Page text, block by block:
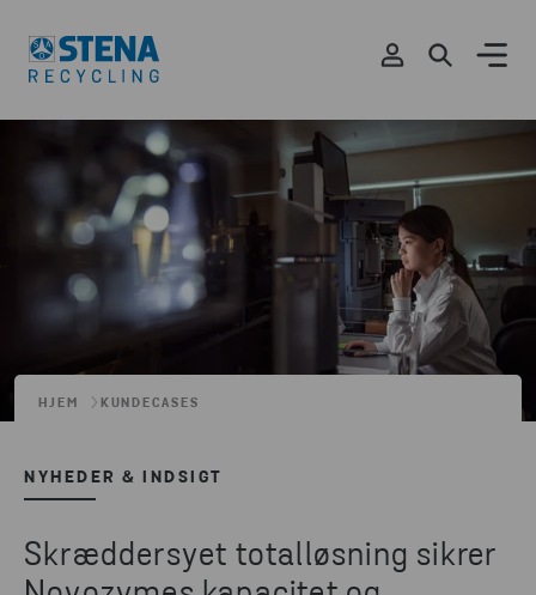
HJEM KUNDECASES
NYHEDER & INDSIGT
Skræddersyet totalløsning sikrer